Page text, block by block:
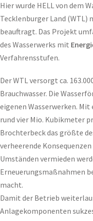
Hier wurde HELL von dem
Tecklenburger Land (WTL)
beauftragt. Das Projekt
des Wasserwerks mit
Verfahrensstufen.
Der WTL versorgt ca.
Brauchwasser. Die
eigenen Wasserwerken.
rund vier Mio. Kubikmeter
Brochterbeck das größte
verheerende
Umständen vermieden
Erneuerungsmaßnahmen
macht.
Damit der Betrieb
Anlagekomponenten